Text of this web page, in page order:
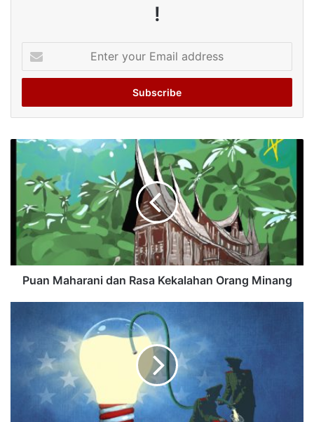
!
your
Email
Puan Maharani dan Rasa Kekalahan Orang Minang